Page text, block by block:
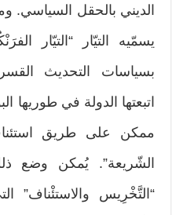
الديني بالحقل السياسي.
يسمّيه التيّار “التيّار
بسياسات التحديث
اتبعتها الدولة في طوريها
ممكن على طريق
الشّريعة”. يُمكن وضع
“التَّخْرِيس والاستئْناف”